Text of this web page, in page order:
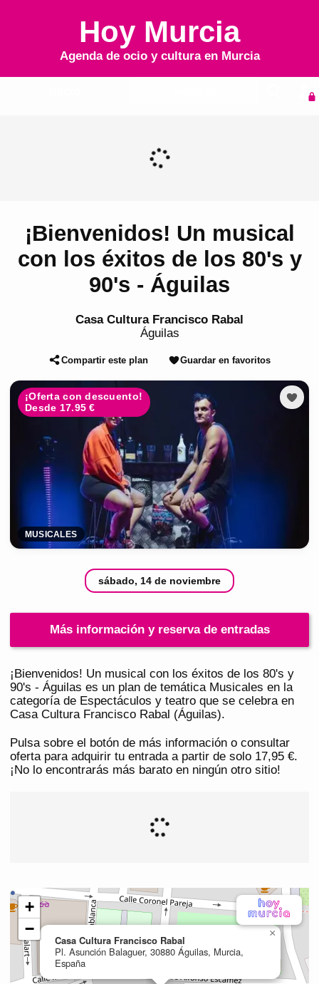
Hoy Murcia
Agenda de ocio y cultura en Murcia
¡Bienvenidos! Un musical
con los éxitos de los 80's y
90's - Águilas
Casa Cultura Francisco Rabal
Águilas
Compartir este plan Guardar en favoritos
¡Oferta con descuento!
Desde 17.95 €
MUSICALES
sábado, 14 de noviembre
Más información y reserva de entradas
¡Bienvenidos! Un musical con los éxitos de los 80's y
90's - Águilas es un plan de temática Musicales en la
categoría de Espectáculos y teatro que se celebra en
Casa Cultura Francisco Rabal (Águilas).
Pulsa sobre el botón de más información o consultar
oferta para adquirir tu entrada a partir de solo 17,95 €.
¡No lo encontrarás más barato en ningún otro sitio!